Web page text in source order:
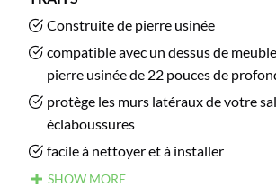
Construite de pierre usinée
compatible avec un dessus de
pierre usinée de 22 pouces de
protège les murs latéraux de votre
éclaboussures
facile à nettoyer et à installer
SHOW MORE